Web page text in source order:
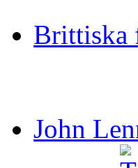
Brittiska
John